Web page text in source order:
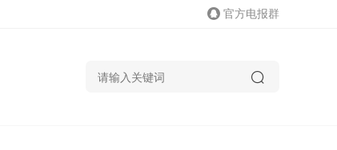
官方电报群